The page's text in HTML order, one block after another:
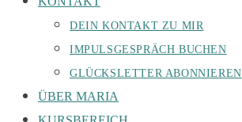
DEIN KONTAKT ZU MIR
IMPULSGESPRÄCH BUCHEN
GLÜCKSLETTER ABONNIEREN
ÜBER MARIA